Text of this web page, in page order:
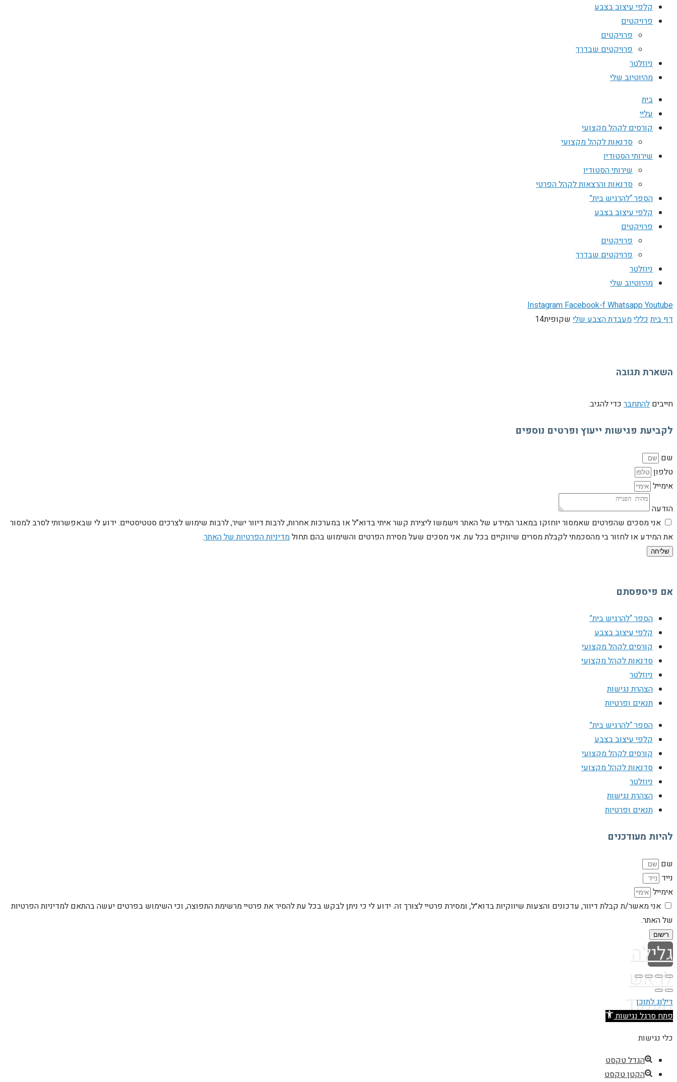
קלפי עיצוב בצבע
פרויקטים
פרויקטים
פרויקטים שבדרך
ניוזלטר
מהיוטיוב שלי
בית
עליי
קורסים לקהל מקצועי
סדנאות לקהל מקצועי
שירותי הסטודיו
שירותי הסטודיו
סדנאות והרצאות לקהל הפרטי
הספר “להרגיש בית”
קלפי עיצוב בצבע
פרויקטים
פרויקטים
פרויקטים שבדרך
ניוזלטר
מהיוטיוב שלי
InstagramFacebook-fWhatsappYoutube
דף ביתכללימעבדת הצבע שלי שקופית14
השארת תגובה
חייבים להתחבר כדי להגיב.
לקביעת פגישות ייעוץ ופרטים נוספים
שם
טלפון
אימייל
הודעה
אני מסכים שהפרטים שאמסור יוחזקו במאגר המידע של האתר וישמשו ליצירת קשר איתי בדוא"ל או במערכות אחרות, לרבות דיוור ישיר, לרבות שימוש לצרכים סטטיסטיים. ידוע לי שבאפשרותי לסרב למסור
את המידע או לחזור בי מהסכמתי לקבלת מסרים שיווקיים בכל עת. אני מסכים שעל מסירת הפרטים והשימוש בהם תחולמדיניות הפרטיות של האתר.
שליחה
אם פיספסתם
הספר “להרגיש בית”
קלפי עיצוב בצבע
קורסים לקהל מקצועי
סדנאות לקהל מקצועי
ניוזלטר
הצהרת נגישות
תנאים ופרטיות
הספר “להרגיש בית”
קלפי עיצוב בצבע
קורסים לקהל מקצועי
סדנאות לקהל מקצועי
ניוזלטר
הצהרת נגישות
תנאים ופרטיות
להיות מעודכנים
שם
נייד
אימייל
אני מאשר/ת קבלת דיוור, עדכונים והצעות שיווקיות בדוא״ל, ומסירת פרטיי לצורך זה. ידוע לי כי ניתן לבקש בכל עת להסיר את פרטיי מרשימת התפוצה, וכי השימוש בפרטים יעשה בהתאם למדיניות הפרטיות
של האתר.
רישום
גלילה
לראש
העמוד
דילוג לתוכן
פתח סרגל נגישות
כלי נגישות
הגדל טקסט
הקטן טקסט